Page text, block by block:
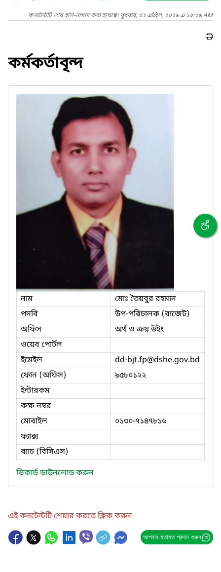
কনটেন্টটি শেষ হাল-নাগাদ করা হয়েছে: বুধবার, ২২ এপ্রিল, ২০২৬ এ ১০:২৬ AM
কর্মকর্তাবৃন্দ
নাম
মোঃ তৈয়বুর রহমান
পদবি
উপ-পরিচালক (বাজেট)
অফিস
অর্থ ও ক্রয় উইং
ওয়েব পোর্টল
ইমেইল
dd-bjt.fp@dshe.gov.bd
ফোন (অফিস)
৯৫৮০১২২
ইন্টারকম
কক্ষ নম্বর
মোবাইল
০১৩০-৭১৪৭৮১৬
ফ্যাক্স
ব্যাচ (বিসিএস)
ভিকার্ড ডাউনলোড করুন
এই কনটেন্টটি শেয়ার করতে ক্লিক করুন
আপনার মতামত প্রদান করুন